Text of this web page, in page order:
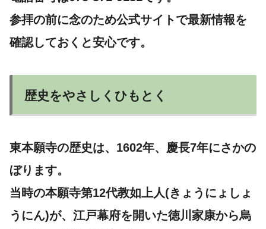
参拝の前に念のため公式サイトで最新情報を
確認しておくと安心です。
歴史をやさしくひもとく
東本願寺の歴史は、1602年、慶長7年にさかの
ぼります。
当時の本願寺第12代教如上人(きょうにょしょ
うにん)が、江戸幕府を開いた徳川家康から烏